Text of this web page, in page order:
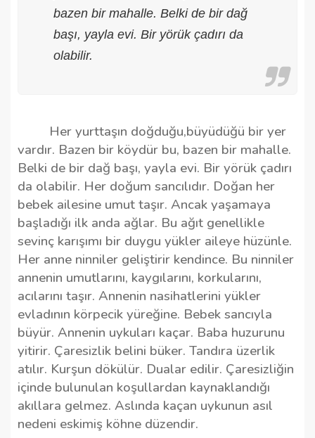
bazen bir mahalle. Belki de bir dağ
başı, yayla evi. Bir yörük çadırı da
olabilir.
Her yurttaşın doğduğu,büyüdüğü bir yer
vardır. Bazen bir köydür bu, bazen bir mahalle.
Belki de bir dağ başı, yayla evi. Bir yörük çadırı
da olabilir. Her doğum sancılıdır. Doğan her
bebek ailesine umut taşır. Ancak yaşamaya
başladığı ilk anda ağlar. Bu ağıt genellikle
sevinç karışımı bir duygu yükler aileye hüzünle.
Her anne ninniler geliştirir kendince. Bu ninniler
annenin umutlarını, kaygılarını, korkularını,
acılarını taşır. Annenin nasihatlerini yükler
evladının körpecik yüreğine. Bebek sancıyla
büyür. Annenin uykuları kaçar. Baba huzurunu
yitirir. Çaresizlik belini büker. Tandıra üzerlik
atılır. Kurşun dökülür. Dualar edilir. Çaresizliğin
içinde bulunulan koşullardan kaynaklandığı
akıllara gelmez. Aslında kaçan uykunun asıl
nedeni eskimiş köhne düzendir.